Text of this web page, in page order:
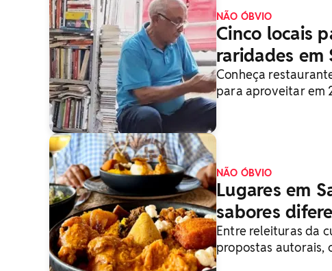
NÃO ÓBVIO
Cinco locais
raridades em
Conheça
para aproveitar em
NÃO ÓBVIO
Lugares em
sabores
Entre releituras da
propostas autorais,